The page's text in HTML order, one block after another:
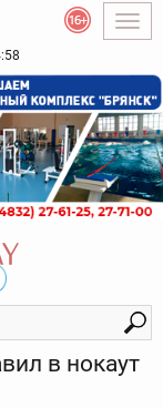
в нокаут